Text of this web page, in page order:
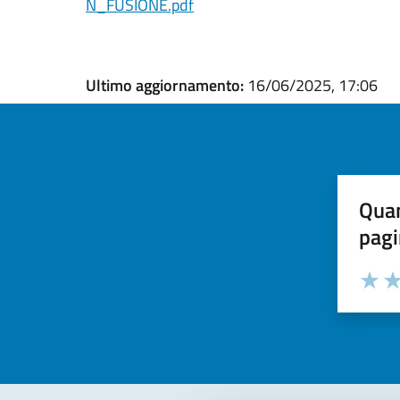
N_FUSIONE.pdf
Ultimo aggiornamento: 16/06/2025, 17:06
Valuta